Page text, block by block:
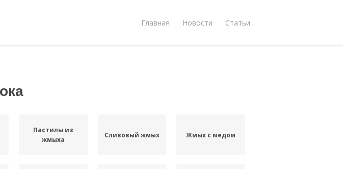
Главная Новости Статьи
Пастилы из
жмыха
Сливовый жмых Жмых с медом